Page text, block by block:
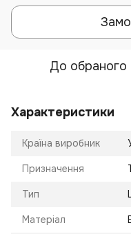
До обраного
Характеристики
Країна виробник
Призначення
Тип
Матеріал